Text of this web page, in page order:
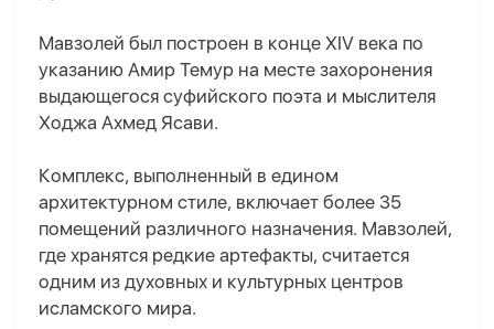
Мавзолей был построен в конце XIV века по
указанию Амир Темур на месте захоронения
выдающегося суфийского поэта и мыслителя
Ходжа Ахмед Ясави.
Комплекс, выполненный в едином
архитектурном стиле, включает более 35
помещений различного назначения. Мавзолей,
где хранятся редкие артефакты, считается
одним из духовных и культурных центров
исламского мира.